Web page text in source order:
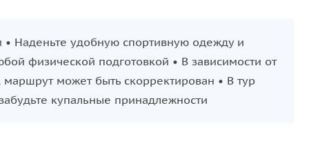
• Наденьте удобную спортивную одежду и
физической подготовкой • В зависимости от
может быть скорректирован • В тур
купальные принадлежности